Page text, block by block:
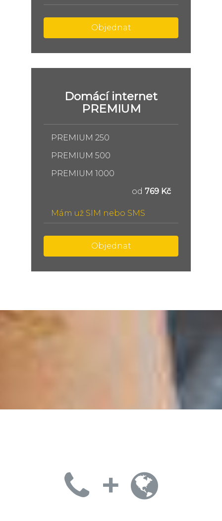
Objednat
Domácí internet
PREMIUM
PREMIUM 250
PREMIUM 500
PREMIUM 1000
od 769 Kč
Mám už SIM nebo SMS
Objednat
+